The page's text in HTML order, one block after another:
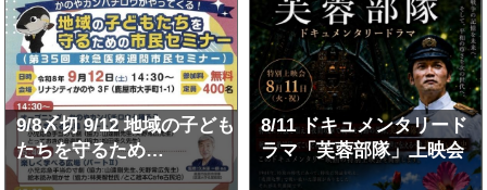
9/8〆切 9/12 地域の子ども
たちを守るため…
8/11 ドキュメンタリード
ラマ「芙蓉部隊」上映会